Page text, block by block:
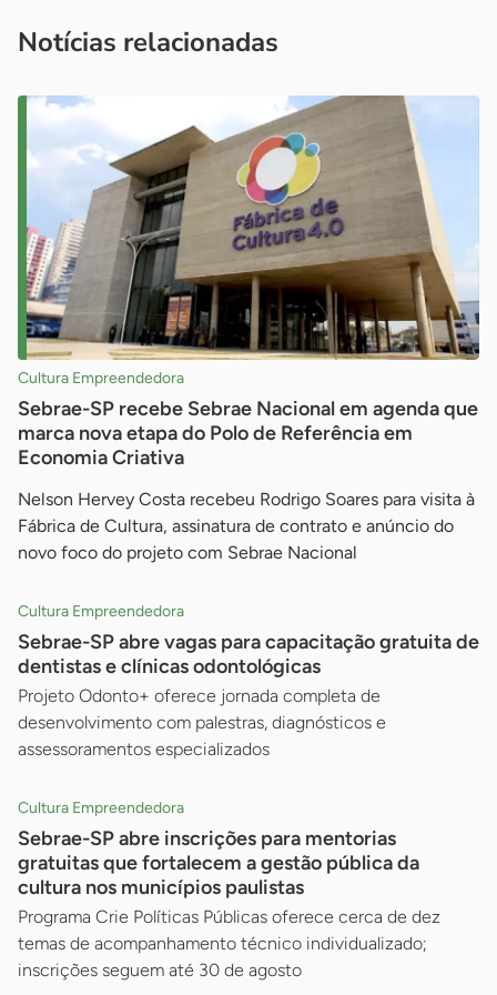
Notícias relacionadas
Cultura Empreendedora
Sebrae-SP recebe Sebrae Nacional em agenda que
marca nova etapa do Polo de Referência em
Economia Criativa
Nelson Hervey Costa recebeu Rodrigo Soares para visita à
Fábrica de Cultura, assinatura de contrato e anúncio do
novo foco do projeto com Sebrae Nacional
Cultura Empreendedora
Sebrae-SP abre vagas para capacitação gratuita de
dentistas e clínicas odontológicas
Projeto Odonto+ oferece jornada completa de
desenvolvimento com palestras, diagnósticos e
assessoramentos especializados
Cultura Empreendedora
Sebrae-SP abre inscrições para mentorias
gratuitas que fortalecem a gestão pública da
cultura nos municípios paulistas
Programa Crie Políticas Públicas oferece cerca de dez
temas de acompanhamento técnico individualizado;
inscrições seguem até 30 de agosto